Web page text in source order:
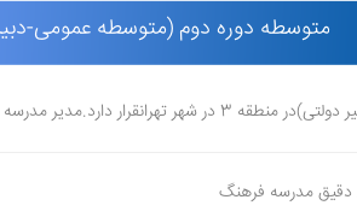
متوسطه دوره دوم (متوسطه عمومی-
حداد عادل، و موسس آن غلامعلی حداد عادل است.
دقیق مدرسه فرهنگ